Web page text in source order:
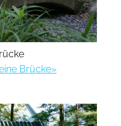
Brücke»